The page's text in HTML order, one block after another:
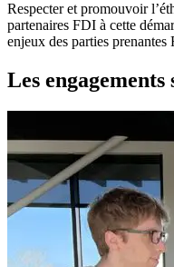
Respecter et promouvoir
partenaires FDI à cette
enjeux des parties prenantes
Les engagements